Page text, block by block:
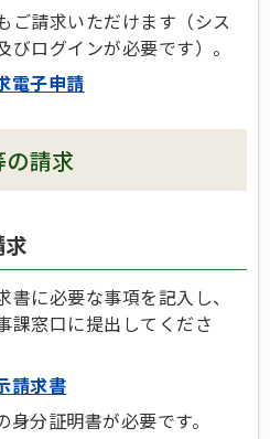
ご請求いただけます（シス
ログインが必要です）。
電子申請
請求
に必要な事項を記入し、
課窓口に提出してくださ
請求書
分証明書が必要です。